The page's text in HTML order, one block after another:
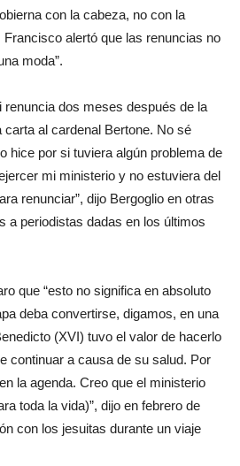
con la cabeza, no con la
Francisco alertó que las renuncias no
moda”.
renuncia dos meses después de la
al cardenal Bertone. No sé
hice por si tuviera algún problema de
mi ministerio y no estuviera del
renunciar”, dijo Bergoglio en otras
a periodistas dadas en los últimos
que “esto no significa en absoluto
deba convertirse, digamos, en una
(XVI) tuvo el valor de hacerlo
continuar a causa de su salud. Por
la agenda. Creo que el ministerio
toda la vida)”, dijo en febrero de
con los jesuitas durante un viaje